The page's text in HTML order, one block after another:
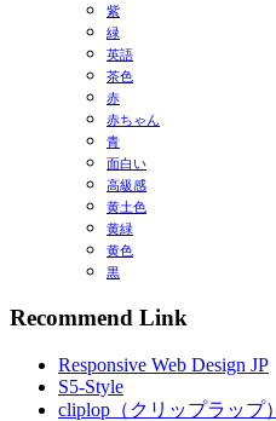
紫
緑
英語
茶色
赤
赤ちゃん
青
面白い
高級感
黄土色
黄緑
黄色
黒
Recommend Link
Responsive Web Design JP
S5-Style
cliplop（クリップラップ）